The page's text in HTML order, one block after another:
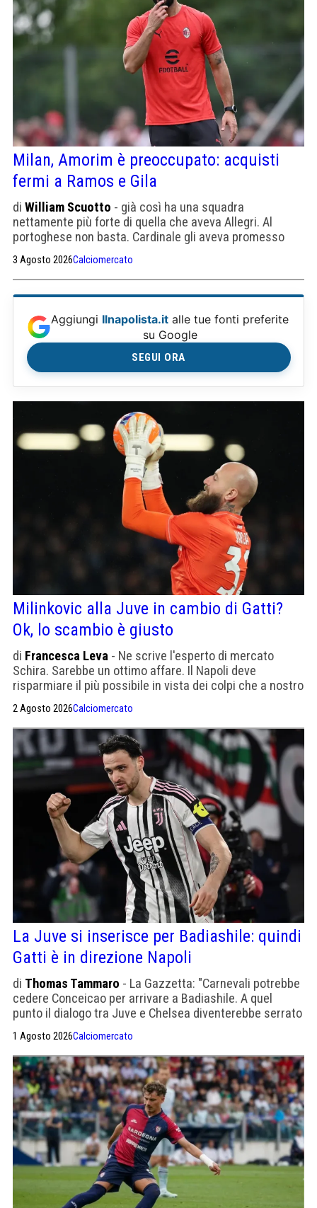
Milan, Amorim è preoccupato: acquisti
fermi a Ramos e Gila
di William Scuotto - già così ha una squadra
nettamente più forte di quella che aveva Allegri. Al
portoghese non basta. Cardinale gli aveva promesso
3 Agosto 2026Calciomercato
Aggiungi Ilnapolista.it alle tue fonti preferite
su Google
SEGUI ORA
Milinkovic alla Juve in cambio di Gatti?
Ok, lo scambio è giusto
di Francesca Leva - Ne scrive l'esperto di mercato
Schira. Sarebbe un ottimo affare. Il Napoli deve
risparmiare il più possibile in vista dei colpi che a nostro
Champions
2 Agosto 2026Calciomercato
La Juve si inserisce per Badiashile: quindi
Gatti è in direzione Napoli
di Thomas Tammaro - La Gazzetta: "Carnevali potrebbe
cedere Conceicao per arrivare a Badiashile. A quel
punto il dialogo tra Juve e Chelsea diventerebbe serrato
un aereo in direzione Napoli a fine mercato."
1 Agosto 2026Calciomercato